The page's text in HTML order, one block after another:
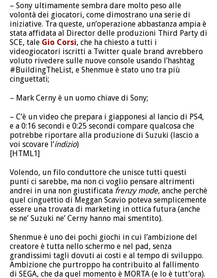
– Sony ultimamente sembra dare molto peso alle
volontà dei giocatori, come dimostrano una serie di
iniziative. Tra queste, un’operazione abbastanza ampia è
stata affidata al Director delle produzioni Third Party di
SCE, tale Gio Corsi, che ha chiesto a tutti i
videogiocatori iscritti a Twitter quale brand avrebbero
voluto rivedere sulle nuove console usando l’hashtag
#BuildingTheList, e Shenmue è stato uno tra più
cinguettati;
– Mark Cerny è un uomo chiave di Sony;
– C’è un video che prepara i giapponesi al lancio di PS4,
e a 0:16 secondi e 0:25 secondi compare qualcosa che
potrebbe riportare alla produzione di Suzuki (lascio a
voi scovare l’indizio)
[HTML1]
Volendo, un filo conduttore che unisce tutti questi
punti ci sarebbe, ma non ci voglio pensare altrimenti
andrei in una non giustificata frenzy mode, anche perchè
quel cinguettio di Meggan Scavio poteva semplicemente
essere una trovata di marketing in ottica futura (anche
se ne’ Suzuki ne’ Cerny hanno mai smentito).
Shenmue è uno dei pochi giochi in cui l’ambizione del
creatore è tutta nello schermo e nel pad, senza
grandissimi tagli dovuti ai costi e al tempo di sviluppo.
Ambizione che purtroppo ha contribuito al fallimento
di SEGA, che da quel momento è MORTA (e lo è tutt’ora).